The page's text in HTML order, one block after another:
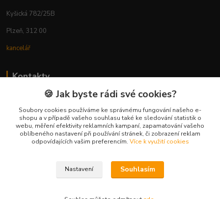
Kyšická 782/25B
Plzeň, 312 00
kancelář
Kontakty
Ing. Michal Vaněk
+420 603 332 100
(Po-Pá, 10-17 hod.)
info@vyhodnynakup.eu
🍪 Jak byste rádi své cookies?
Soubory cookies používáme ke správnému fungování našeho e-
shopu a v případě vašeho souhlasu také ke sledování statistik o
webu, měření efektivity reklamních kampaní, zapamatování vašeho
oblíbeného nastavení při používání stránek, či zobrazení reklam
odpovídajících vašim preferencím. Více k využití cookies
Nastavení Souhlasím